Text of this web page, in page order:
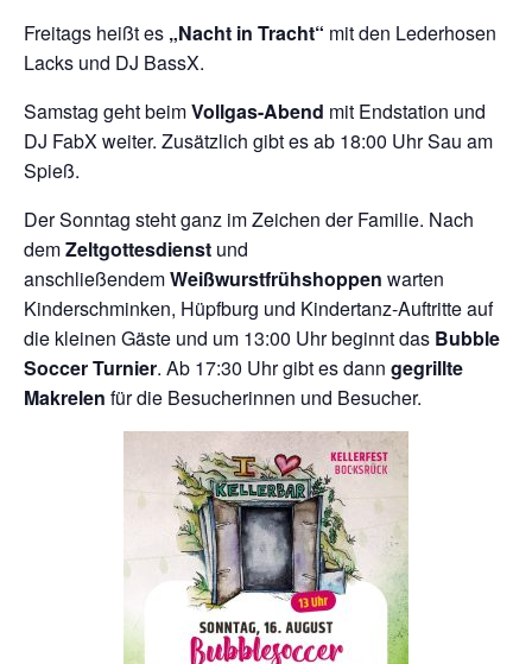
Freitags heißt es „Nacht in Tracht“ mit den Lederhosen
Lacks und DJ BassX.
Samstag geht beimVollgas-Abend mit Endstation und
DJ FabX weiter. Zusätzlich gibt es ab 18:00 Uhr Sau am
Spieß.
Der Sonntag steht ganz im Zeichen der Familie. Nach
demZeltgottesdienst und
anschließendemWeißwurstfrühshoppen warten
Kinderschminken, Hüpfburg und Kindertanz-Auftritte auf
die kleinen Gäste und um 13:00 Uhr beginnt das Bubble
Soccer Turnier. Ab 17:30 Uhr gibt es dann gegrillte
Makrelen für die Besucherinnen und Besucher.